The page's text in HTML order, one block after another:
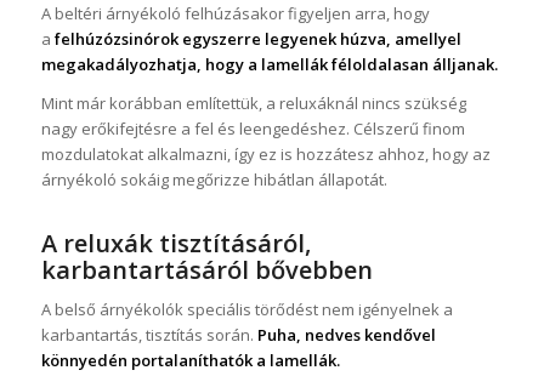
A beltéri árnyékoló felhúzásakor figyeljen arra, hogy
a felhúzózsinórok egyszerre legyenek húzva, amellyel
megakadályozhatja, hogy a lamellák féloldalasan álljanak.
Mint már korábban említettük, a reluxáknál nincs szükség
nagy erőkifejtésre a fel és leengedéshez. Célszerű finom
mozdulatokat alkalmazni, így ez is hozzátesz ahhoz, hogy az
árnyékoló sokáig megőrizze hibátlan állapotát.
A reluxák tisztításáról,
karbantartásáról bővebben
A belső árnyékolók speciális törődést nem igényelnek a
karbantartás, tisztítás során. Puha, nedves kendővel
könnyedén portalaníthatók a lamellák.